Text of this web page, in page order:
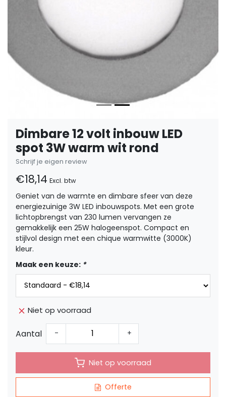
Dimbare 12 volt inbouw LED
spot 3W warm wit rond
Schrijf je eigen review
€18,14 Excl. btw
Geniet van de warmte en dimbare sfeer van deze
energiezuinige 3W LED inbouwspots. Met een grote
lichtopbrengst van 230 lumen vervangen ze
gemakkelijk een 25W halogeenspot. Compact en
stijlvol design met een chique warmwitte (3000K)
kleur.
Maak een keuze: *
Niet op voorraad
Aantal - +
Niet op voorraad
Offerte